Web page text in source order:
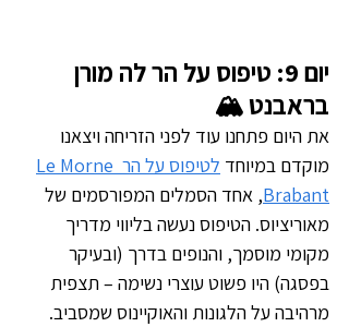
יום 9: טיפוס על הר לה מורן
בראבנט 🏔️
את היום פתחנו עוד לפני הזריחה ויצאנו
מוקדם במיוחד
לטיפוס על הר Le Morne
Brabant, אחד הסמלים המפורסמים של
מאוריציוס. הטיפוס נעשה בליווי מדריך
מקומי מוסמך, והנופים בדרך (ובעיקר
בפסגה) היו פשוט עוצרי נשימה – תצפית
מרהיבה על הלגונות והאוקיינוס שמסביב.